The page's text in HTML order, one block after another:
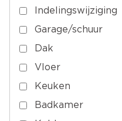
Indelingswijziging
Garage/schuur
Dak
Vloer
Keuken
Badkamer